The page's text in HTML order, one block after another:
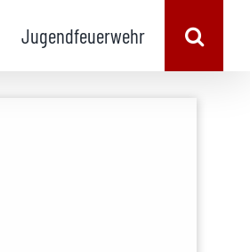
Jugendfeuerwehr